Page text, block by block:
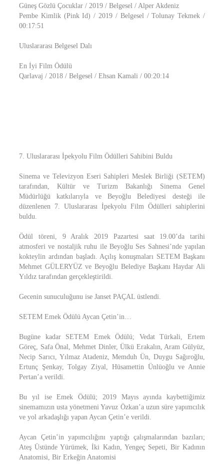
Güneş Gözlü Çocuklar / 2019 / Belgesel / Alper Akdeniz
Pembe Kimlik (Pink Id) / 2019 / Belgesel / Tolunay Tekmek /
00:17:51
Uluslararası Belgesel Dalı
En İyi Film Ödülü
Qarlavaj / 2018 / Belgesel / Ehsan Kamali / 00:20:14
7. Uluslararası İpekyolu Film Ödülleri Sahibini Buldu
Sinema ve Televizyon Eseri Sahipleri Meslek Birliği (SETEM)
tarafından, Kültür ve Turizm Bakanlığı Sinema Genel
Müdürlüğü katkılarıyla ve Beyoğlu Belediyesi desteği ile
düzenlenen 7. Uluslararası İpekyolu Film Ödülleri sahiplerini
buldu.
Ödül töreni, 9 Aralık 2019 Pazartesi saat 19.00’da tarihi
atmosferi ve nostaljik ruhu ile Beyoğlu Ses Sahnesi’nde yapılan
kokteylin ardından başladı. Açılış konuşmaları SETEM Başkanı
Mehmet GÜLERYÜZ ve Beyoğlu Belediye Başkanı Haydar Ali
Yıldız tarafından gerçekleştirildi.
Gecenin sunuculuğunu ise Janset PAÇAL üstlendi.
SETEM Emek Ödülü Aycan Çetin’in…
Bugüne kadar SETEM Emek Ödülü; Vedat Türkali, Ertem
Göreç, Safa Önal, Mehmet Dinler, Ülkü Erakalın, Aram Gülyüz,
Necip Sarıcı, Yılmaz Atadeniz, Memduh Ün, Duygu Sağıroğlu,
Ertunç Şenkay, Tolgay Ziyal, Hüsamettin Ünlüoğlu ve Annie
Pertan’a verildi.
Bu yıl ise Emek Ödülü; 2019 Mayıs ayında kaybettiğimiz
sinemamızın usta yönetmeni Yavuz Özkan’a uzun süre yapımcılık
ve yol arkadaşlığı yapan Aycan Çetin’e verildi.
Aycan Çetin’in yapımcılığını yaptığı çalışmalarından bazıları;
Ateş Üstünde Yürümek, İki Kadın, Yengeç Sepeti, Bir Kadının
Anatomisi, Bir Erkeğin Anatomisi